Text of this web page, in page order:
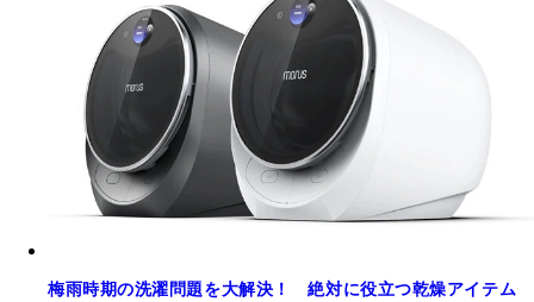
梅雨時期の洗濯問題を大解決！ 絶対に役立つ乾燥アイテム